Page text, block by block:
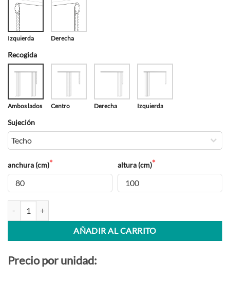
Izquierda Derecha
Recogida
Ambos lados Centro Derecha Izquierda
Sujeción
anchura (cm) altura (cm)
AÑADIR AL CARRITO
Precio por unidad: